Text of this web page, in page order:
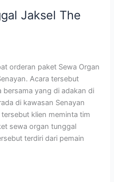
Jaksel The
orderan paket Sewa Organ
Acara tersebut
bersama yang di adakan di
di kawasan Senayan
klien meminta tim
sewa organ tunggal
terdiri dari pemain